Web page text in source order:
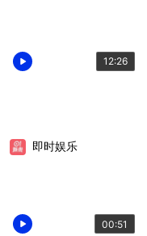
12:26
00:51
即时娱乐